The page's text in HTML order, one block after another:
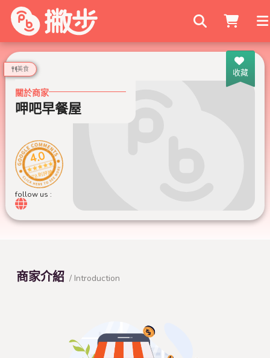
搜尋商家
收藏
美食
關於商家
呷吧早餐屋
4.0
78 則評論
follow us :
商家介紹 / Introduction